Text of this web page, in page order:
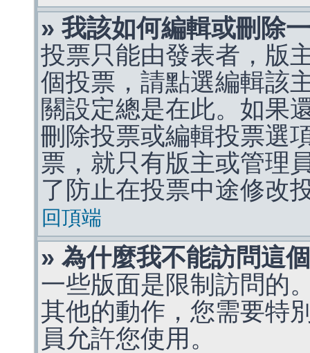
» 我該如何編輯或刪除
投票只能由發表者，版
個投票，請點選編輯該
關設定總是在此。如果
刪除投票或編輯投票選
票，就只有版主或管理
了防止在投票中途修改
回頂端
» 為什麼我不能訪問這
一些版面是限制訪問的
其他的動作，您需要特
員允許您使用。